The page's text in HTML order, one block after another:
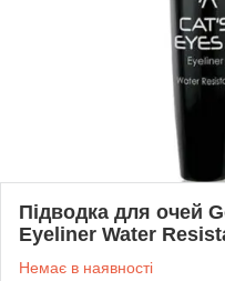
Підводка для очей
Eyeliner Water
Немає в наявності